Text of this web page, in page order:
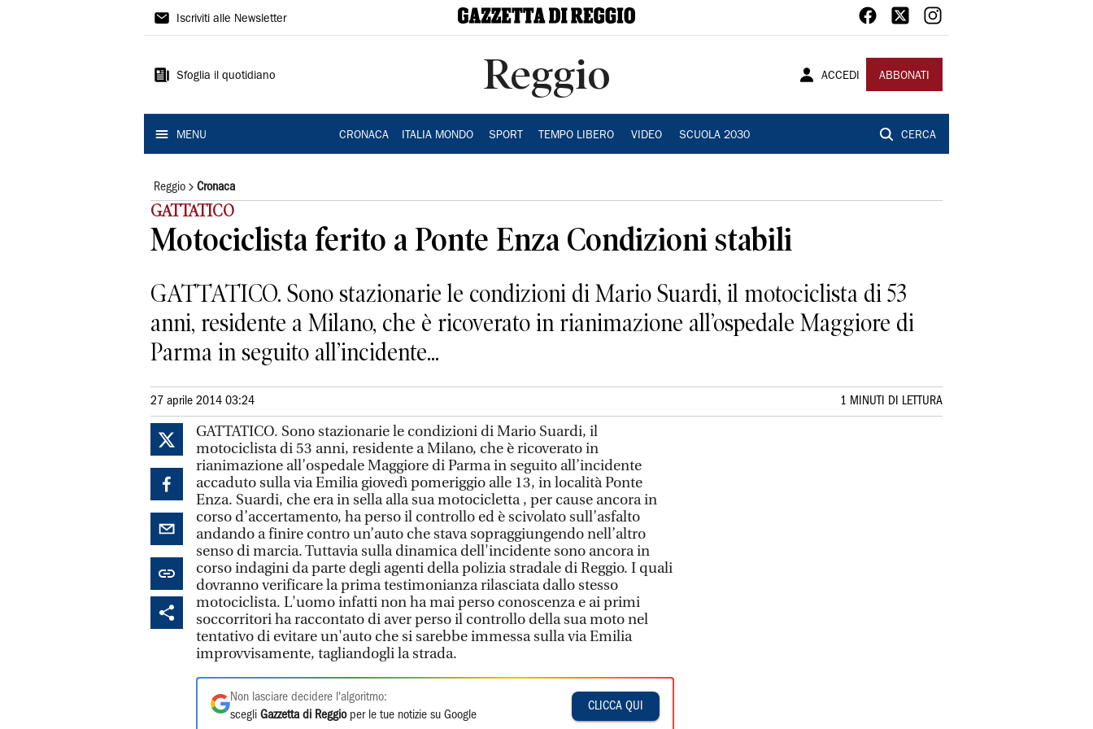
Gazzetta
Reggio
Iscriviti alle Newsletter
Sfoglia il quotidiano Reggio ACCEDI ABBONATI
MENU CRONACA ITALIA MONDO SPORT TEMPO LIBERO VIDEO SCUOLA 2030 CERCA
Reggio Cronaca
GATTATICO
Motociclista ferito a Ponte Enza Condizioni stabili
GATTATICO. Sono stazionarie le condizioni di Mario Suardi, il motociclista di 53
anni, residente a Milano, che è ricoverato in rianimazione all’ospedale Maggiore di
Parma in seguito all’incidente...
27 aprile 2014 03:24 1 MINUTI DI LETTURA
GATTATICO. Sono stazionarie le condizioni di Mario Suardi, il
motociclista di 53 anni, residente a Milano, che è ricoverato in
rianimazione all’ospedale Maggiore di Parma in seguito all’incidente
accaduto sulla via Emilia giovedì pomeriggio alle 13, in località Ponte
Enza. Suardi, che era in sella alla sua motocicletta , per cause ancora in
corso d’accertamento, ha perso il controllo ed è scivolato sull’asfalto
andando a finire contro un’auto che stava sopraggiungendo nell’altro
senso di marcia. Tuttavia sulla dinamica dell'incidente sono ancora in
corso indagini da parte degli agenti della polizia stradale di Reggio. I quali
dovranno verificare la prima testimonianza rilasciata dallo stesso
motociclista. L'uomo infatti non ha mai perso conoscenza e ai primi
soccorritori ha raccontato di aver perso il controllo della sua moto nel
tentativo di evitare un'auto che si sarebbe immessa sulla via Emilia
improvvisamente, tagliandogli la strada.
Non lasciare decidere l'algoritmo:
scegli Gazzetta di Reggioper le tue notizie su Google
CLICCA QUI